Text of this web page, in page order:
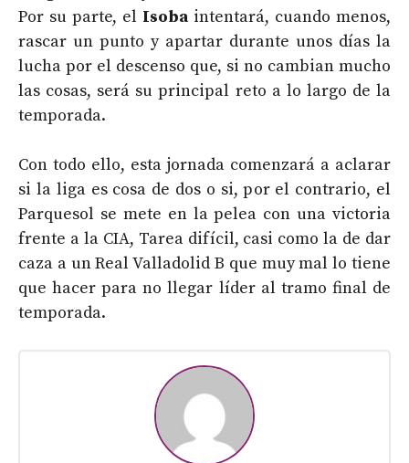
Por su parte, el Isoba intentará, cuando menos,
rascar un punto y apartar durante unos días la
lucha por el descenso que, si no cambian mucho
las cosas, será su principal reto a lo largo de la
temporada.
Con todo ello, esta jornada comenzará a aclarar
si la liga es cosa de dos o si, por el contrario, el
Parquesol se mete en la pelea con una victoria
frente a la CIA, Tarea difícil, casi como la de dar
caza a un Real Valladolid B que muy mal lo tiene
que hacer para no llegar líder al tramo final de
temporada.